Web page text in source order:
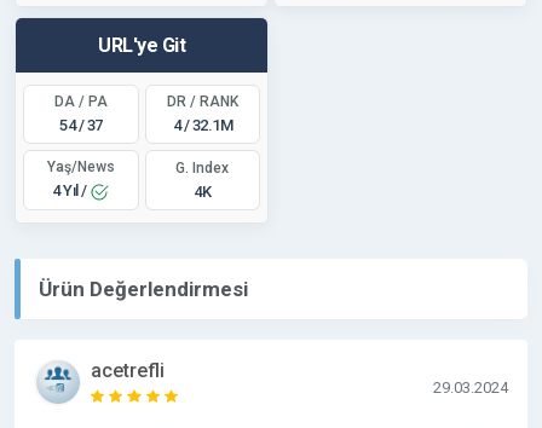
URL'ye Git
DA / PA
54 / 37
DR / RANK
4 / 32.1M
Yaş/News
4 Yıl /
G. Index
4K
Ürün Değerlendirmesi
acetrefli
29.03.2024